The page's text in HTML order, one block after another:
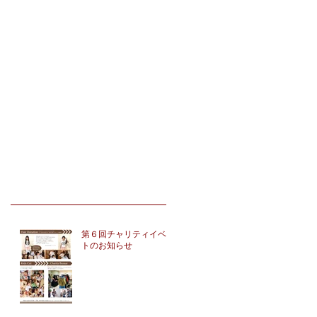
第６回チャリティイベン
トのお知らせ